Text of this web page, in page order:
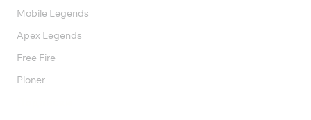
Mobile Legends
Apex Legends
Free Fire
Pioner